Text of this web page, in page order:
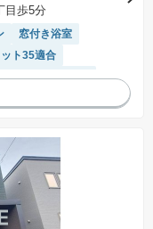
目歩5分
窓付き浴室
ト35適合
路の幅が６m以上
2個以上